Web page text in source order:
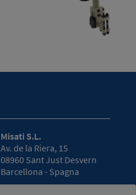
Misati S.L.
Av. de la Riera, 15
08960 Sant Just Desvern
Barcellona - Spagna